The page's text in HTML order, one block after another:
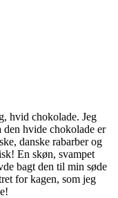
hvid chokolade. Jeg
den hvide chokolade er
danske rabarber og
En skøn, svampet
bagt den til min søde
for kagen, som jeg